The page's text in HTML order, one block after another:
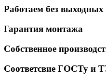
Работаем без
Гарантия монтажа
Собственное
Соответсвие ГОСТу и